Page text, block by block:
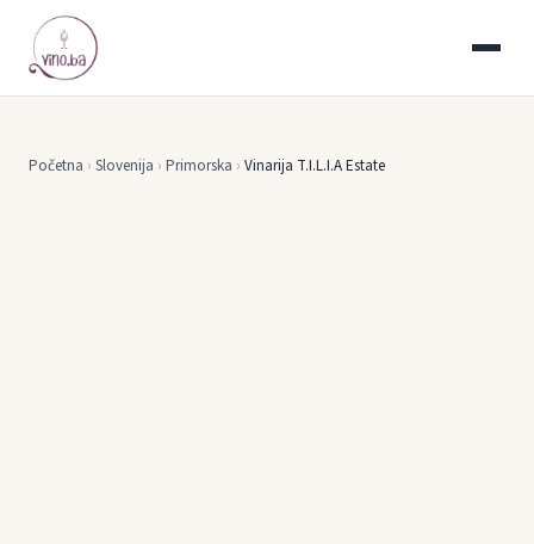
Početna › Slovenija › Primorska › Vinarija T.I.L.I.A Estate